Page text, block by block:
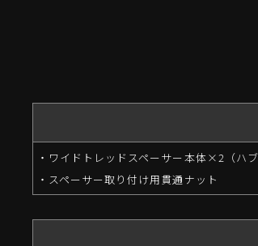
・ワイドトレッドスペーサー本体×2（ハブ
・スペーサー取り付け用貫通ナット